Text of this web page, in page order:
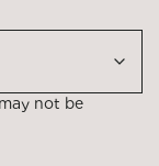
not be